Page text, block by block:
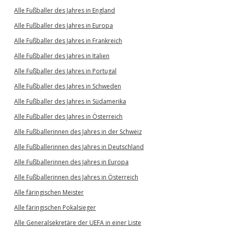
Alle Fußballer des Jahres in England
Alle Fußballer des Jahres in Europa
Alle Fußballer des Jahres in Frankreich
Alle Fußballer des Jahres in Italien
Alle Fußballer des Jahres in Portugal
Alle Fußballer des Jahres in Schweden
Alle Fußballer des Jahres in Südamerika
Alle Fußballer des Jahres in Österreich
Alle Fußballerinnen des Jahres in der Schweiz
Alle Fußballerinnen des Jahres in Deutschland
Alle Fußballerinnen des Jahres in Europa
Alle Fußballerinnen des Jahres in Österreich
Alle färingischen Meister
Alle färingischen Pokalsieger
Alle Generalsekretäre der UEFA in einer Liste